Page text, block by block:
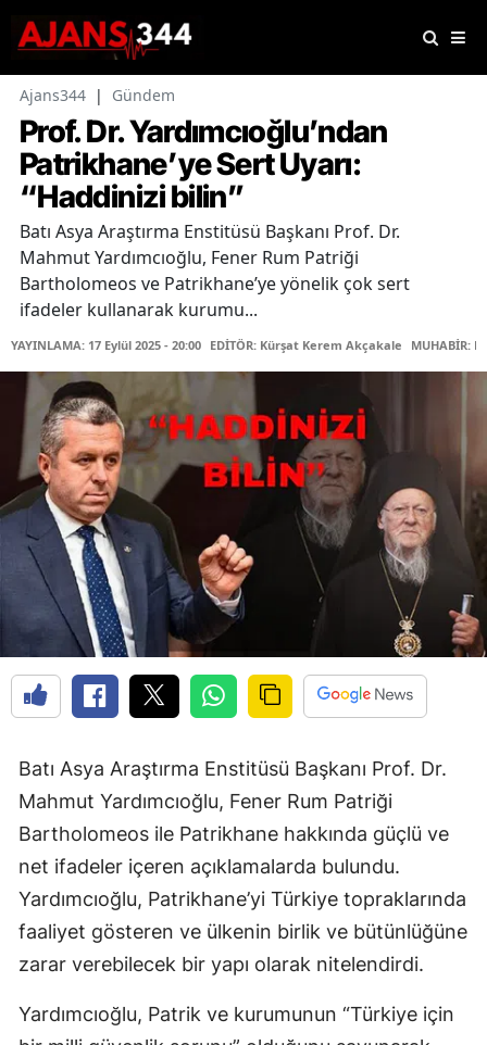
Ajans344 | Gündem
Prof. Dr. Yardımcıoğlu’ndan
Patrikhane’ye Sert Uyarı:
“Haddinizi bilin”
Batı Asya Araştırma Enstitüsü Başkanı Prof. Dr.
Mahmut Yardımcıoğlu, Fener Rum Patriği
Bartholomeos ve Patrikhane’ye yönelik çok sert
ifadeler kullanarak kurumu...
YAYINLAMA: 17 Eylül 2025 - 20:00 EDİTÖR: Kürşat Kerem Akçakale MUHABİR:
Batı Asya Araştırma Enstitüsü Başkanı Prof. Dr.
Mahmut Yardımcıoğlu, Fener Rum Patriği
Bartholomeos ile Patrikhane hakkında güçlü ve
net ifadeler içeren açıklamalarda bulundu.
Yardımcıoğlu, Patrikhane’yi Türkiye topraklarında
faaliyet gösteren ve ülkenin birlik ve bütünlüğüne
zarar verebilecek bir yapı olarak nitelendirdi.
Yardımcıoğlu, Patrik ve kurumunun “Türkiye için